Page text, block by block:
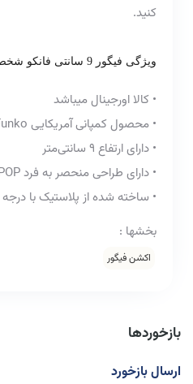
کنید.
ویژگی فیگور 9 سانتی فانکو شخصیت فرودو بگینز:
• کالا اورجینال میباشد
• محصول کمپانی آمریکایی Funko
• دارای ارتفاع 9 سانتی‌متر
• دارای طراحی منحصر به فرد POP
• ساخته شده از پلاستیک با
بخشها :
اکشن فیگور
بازخوردها
ارسال بازخورد